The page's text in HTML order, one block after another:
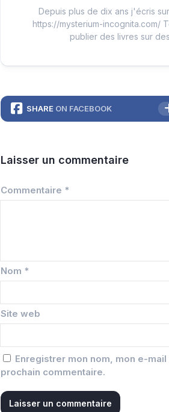
Depuis plus de dix ans j'écris
https://mysterium-incognita.com/
publier des livres sur
SHARE ON FACEBOOK
Laisser un commentaire
Commentaire *
Nom *
Site web
Enregistrer mon nom, mon e-
prochain commentaire.